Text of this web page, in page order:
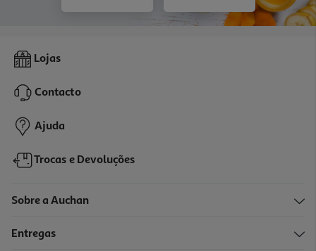
Lojas
Contacto
Ajuda
Trocas e Devoluções
Sobre a Auchan
Entregas